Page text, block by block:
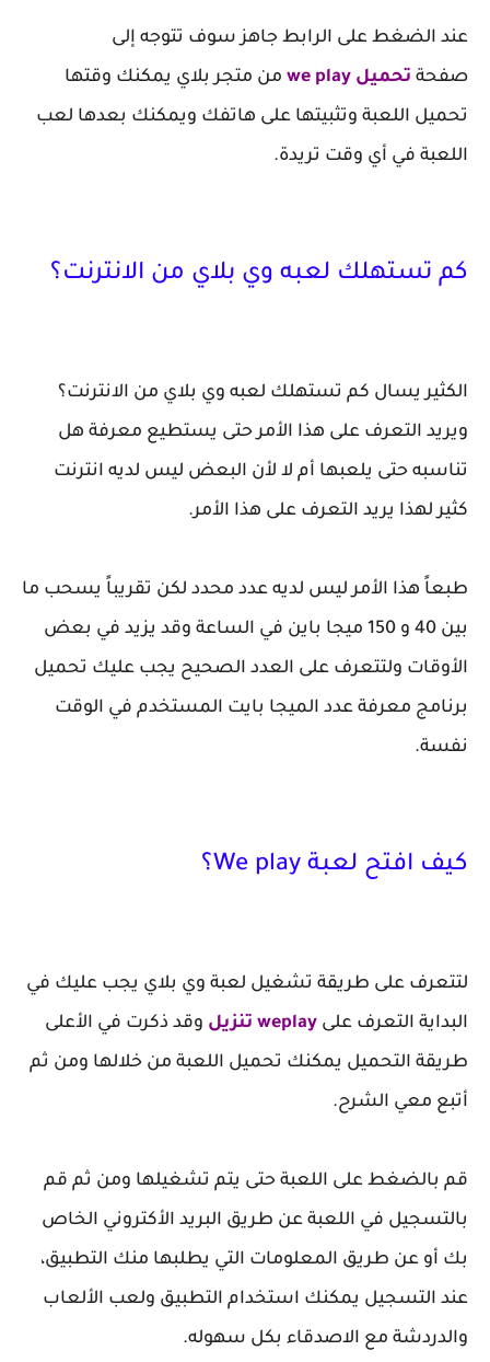
عند الضغط على الرابط جاهز سوف تتوجه إلى
صفحة تحميل we play
من متجر بلاي يمكنك وقتها
تحميل اللعبة وتثبيتها على هاتفك ويمكنك بعدها لعب
اللعبة في أي وقت تريدة.
كم تستهلك لعبه وي بلاي من الانترنت؟
الكثير يسال كم تستهلك لعبه وي بلاي من الانترنت؟
ويريد التعرف على هذا الأمر حتى يستطيع معرفة هل
تناسبه حتى يلعبها أم لا لأن البعض ليس لديه انترنت
كثير لهذا يريد التعرف على هذا الأمر.
طبعاً هذا الأمر ليس لديه عدد محدد لكن تقريباً يسحب ما
بين 40 و 150 ميجا باين في الساعة وقد يزيد في بعض
الأوقات ولتتعرف على العدد الصحيح يجب عليك تحميل
برنامج معرفة عدد الميجا بايت المستخدم في الوقت
نفسة.
كيف افتح لعبة We play؟
لتتعرف على طريقة تشغيل لعبة وي بلاي يجب عليك في
البداية التعرف على weplay تنزيل
وقد ذكرت في الأعلى
طريقة التحميل يمكنك تحميل اللعبة من خلالها ومن ثم
أتبع معي الشرح.
قم بالضغط على اللعبة حتى يتم تشغيلها ومن ثم قم
بالتسجيل في اللعبة عن طريق البريد الأكتروني الخاص
بك أو عن طريق المعلومات التي يطلبها منك التطبيق،
عند التسجيل يمكنك استخدام التطبيق ولعب الألعاب
والدردشة مع الاصدقاء بكل سهوله.